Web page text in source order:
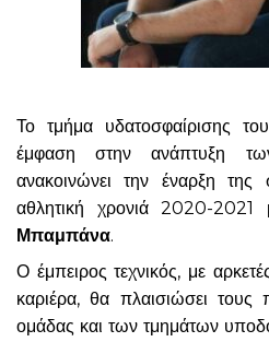
Το τμήμα υδατοσφαίρισης
έμφαση στην ανάπτυξη
ανακοινώνει την έναρξη
αθλητική χρονιά 2020-
Μπαμπάνα.
Ο έμπειρος τεχνικός, με
καριέρα, θα πλαισιώσει τους
ομάδας και των τμημάτων